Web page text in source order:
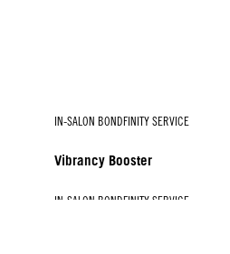
IN-SALON BONDFINITY SERVICE
Vibrancy Booster
IN-SALON BONDFINITY SERVICE